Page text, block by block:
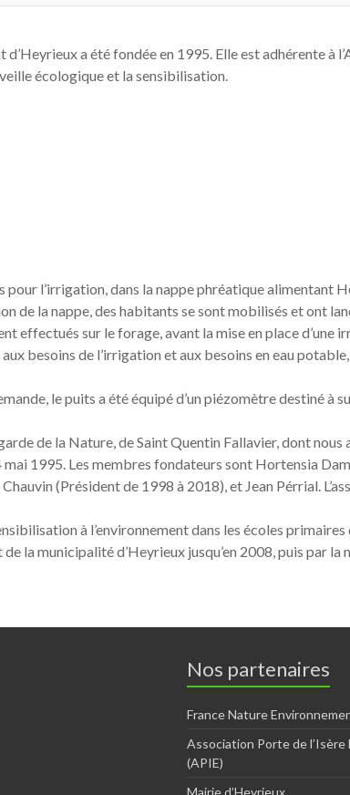
d’Heyrieux a été fondée en 1995. Elle est adhérente à
écologique et la sensibilisation.
pour l’irrigation, dans la nappe phréatique alimentant
de la nappe, des habitants se sont mobilisés et ont
effectués sur le forage, avant la mise en place d’une
besoins de l’irrigation et aux besoins en eau
le puits a été équipé d’un piézomètre destiné à
de la Nature, de Saint Quentin Fallavier, dont
1995. Les membres fondateurs sont Hortensia
(Président de 1998 à 2018), et Jean Pérrial.
à l’environnement dans les écoles
la municipalité d’Heyrieux jusqu’en 2008, puis par la
Nos partenaires
France Nature
Association Porte de l’Isère
(APIE)
Mairie d’Heyrieux